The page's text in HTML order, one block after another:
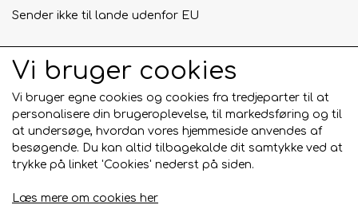
Sender ikke til lande udenfor EU
Tilmeld mig nyhedsbrevet
Tilmeld
Vi bruger cookies
Vi bruger egne cookies og cookies fra tredjeparter til at
personalisere din brugeroplevelse, til markedsføring og til
at undersøge, hvordan vores hjemmeside anvendes af
besøgende. Du kan altid tilbagekalde dit samtykke ved at
trykke på linket 'Cookies' nederst på siden.
Læs mere om cookies her